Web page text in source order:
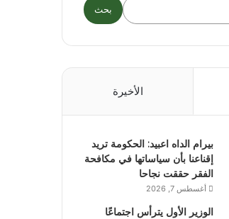
بحث
الأخيرة
بيرام الداه اعبيد: الحكومة تريد
إقناعنا بأن سياساتها في مكافحة
الفقر حققت نجاحا
أغسطس 7, 2026
الوزير الأول يترأس اجتماعًا